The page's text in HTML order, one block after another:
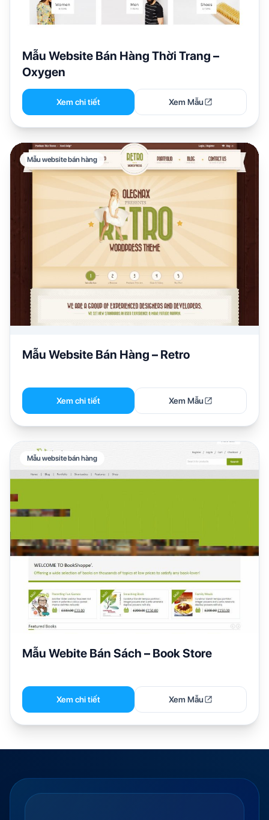
Mẫu Website Bán Hàng Thời Trang –
Oxygen
Xem chi tiết Xem Mẫu
Mẫu website bán hàng
Mẫu Website Bán Hàng – Retro
Xem chi tiết Xem Mẫu
Mẫu website bán hàng
Mẫu Webite Bán Sách – Book Store
Xem chi tiết Xem Mẫu